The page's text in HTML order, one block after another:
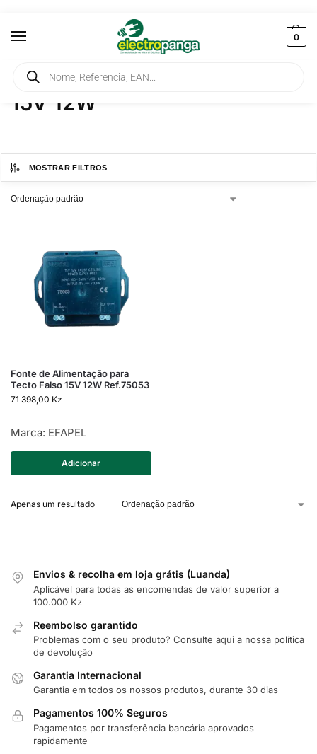
0
Início / Produtos etiquetados com “15V 12W”
15V 12W
MOSTRAR FILTROS
Fonte de Alimentação para
Tecto Falso 15V 12W Ref.75053
71 398,00 Kz
Marca: EFAPEL
Adicionar
Apenas um resultado
Envios & recolha em loja grátis (Luanda)
Aplicável para todas as encomendas de valor superior a
100.000 Kz
Reembolso garantido
Problemas com o seu produto? Consulte aqui a nossa política
de devolução
Garantia Internacional
Garantia em todos os nossos produtos, durante 30 dias
Pagamentos 100% Seguros
Pagamentos por transferência bancária aprovados
rapidamente